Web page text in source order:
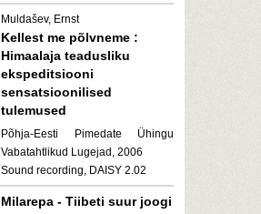
Muldašev, Ernst
Kellest me põlvneme :
Himaalaja teadusliku
ekspeditsiooni
sensatsioonilised
tulemused
Põhja-Eesti Pimedate Ühingu
Vabatahtlikud Lugejad, 2006
Sound recording, DAISY 2.02
Milarepa - Tiibeti suur joogi